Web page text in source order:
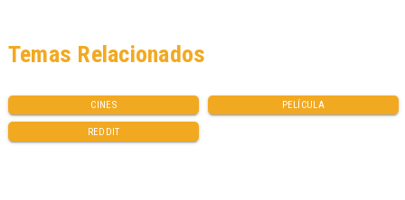
CINES PELÍCULA
REDDIT
Temas Relacionados